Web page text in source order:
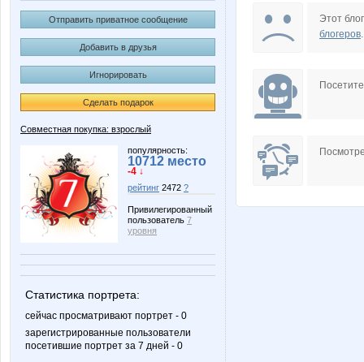
Отправить приватное сообщение
Добавить в друзья
Игнорировать
Сделать подарок
Совместная покупка: взрослый
популярность:
10712 место
-4 ↓
рейтинг 2472 ?
Привилегированный
пользователь 7
уровня
Статистика портрета:
сейчас просматривают портрет - 0
зарегистрированные пользователи
посетившие портрет за 7 дней - 0
KateHok
Nathalie
Этот
блогеров.